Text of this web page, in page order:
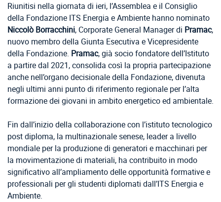
Riunitisi nella giornata di ieri, l’Assemblea e il Consiglio
della Fondazione ITS Energia e Ambiente hanno nominato
Niccolò Borracchini, Corporate General Manager di Pramac,
nuovo membro della Giunta Esecutiva e Vicepresidente
della Fondazione. Pramac, già socio fondatore dell’Istituto
a partire dal 2021, consolida così la propria partecipazione
anche nell’organo decisionale della Fondazione, divenuta
negli ultimi anni punto di riferimento regionale per l’alta
formazione dei giovani in ambito energetico ed ambientale.
Fin dall’inizio della collaborazione con l’istituto tecnologico
post diploma, la multinazionale senese, leader a livello
mondiale per la produzione di generatori e macchinari per
la movimentazione di materiali, ha contribuito in modo
significativo all’ampliamento delle opportunità formative e
professionali per gli studenti diplomati dall’ITS Energia e
Ambiente.